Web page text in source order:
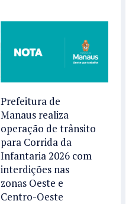
Prefeitura de
Manaus realiza
operação de trânsito
para Corrida da
Infantaria 2026 com
interdições nas
zonas Oeste e
Centro-Oeste